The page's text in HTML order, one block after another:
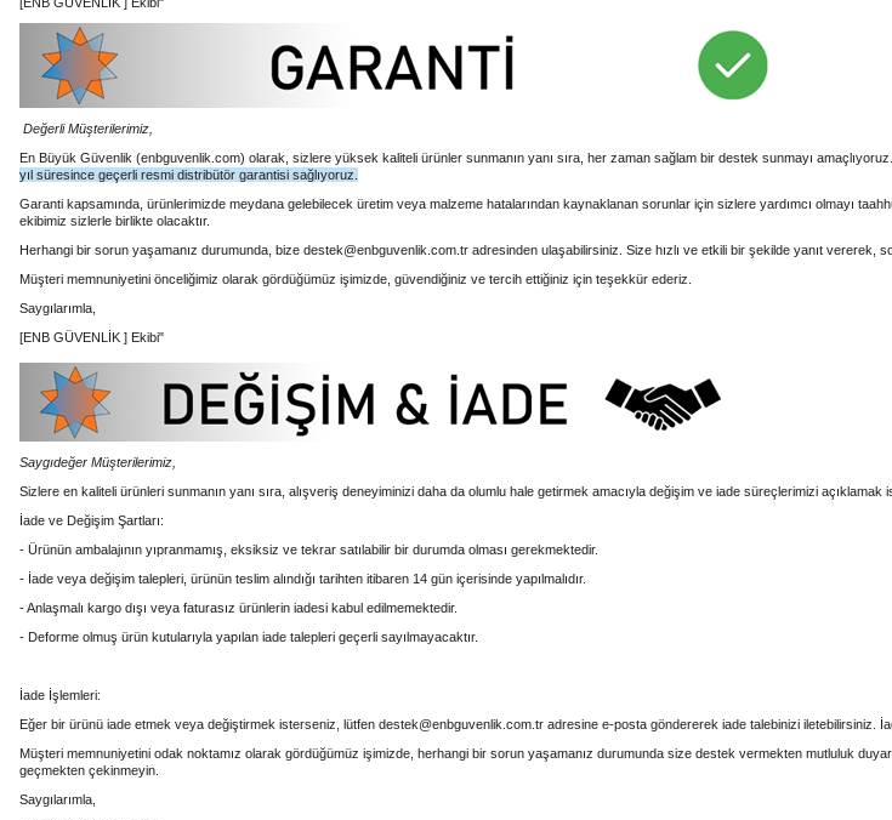
Değerli Müşterilerimiz,
En Büyük Güvenlik (enbguvenlik.com) olarak, sizlere yüksek kaliteli ürünler sunmanın yanı sıra, her zaman sağlam bir destek sunmayı
yıl süresince geçerli resmi distribütör garantisi sağlıyoruz.
Garanti kapsamında, ürünlerimizde meydana gelebilecek üretim veya malzeme hatalarından kaynaklanan sorunlar için sizlere yardımcı olmayı
ekibimiz sizlerle birlikte olacaktır.
Herhangi bir sorun yaşamanız durumunda, bize destek@enbguvenlik.com.tr adresinden ulaşabilirsiniz. Size hızlı ve etkili bir şekilde yanıt vererek,
Müşteri memnuniyetini önceliğimiz olarak gördüğümüz işimizde, güvendiğiniz ve tercih ettiğiniz için teşekkür ederiz.
Saygılarımla,
[ENB GÜVENLİK ] Ekibi"
Saygıdeğer Müşterilerimiz,
Sizlere en kaliteli ürünleri sunmanın yanı sıra, alışveriş deneyiminizi daha da olumlu hale getirmek amacıyla değişim ve iade süreçlerimizi
İade ve Değişim Şartları:
- Ürünün ambalajının yıpranmamış, eksiksiz ve tekrar satılabilir bir durumda olması gerekmektedir.
- İade veya değişim talepleri, ürünün teslim alındığı tarihten itibaren 14 gün içerisinde yapılmalıdır.
- Anlaşmalı kargo dışı veya faturasız ürünlerin iadesi kabul edilmemektedir.
- Deforme olmuş ürün kutularıyla yapılan iade talepleri geçerli sayılmayacaktır.
İade İşlemleri:
Eğer bir ürünü iade etmek veya değiştirmek isterseniz, lütfen destek@enbguvenlik.com.tr adresine e-posta göndererek iade talebinizi iletebilirsiniz.
Müşteri memnuniyetini odak noktamız olarak gördüğümüz işimizde, herhangi bir sorun yaşamanız durumunda size destek vermekten mutluluk
geçmekten çekinmeyin.
Saygılarımla,